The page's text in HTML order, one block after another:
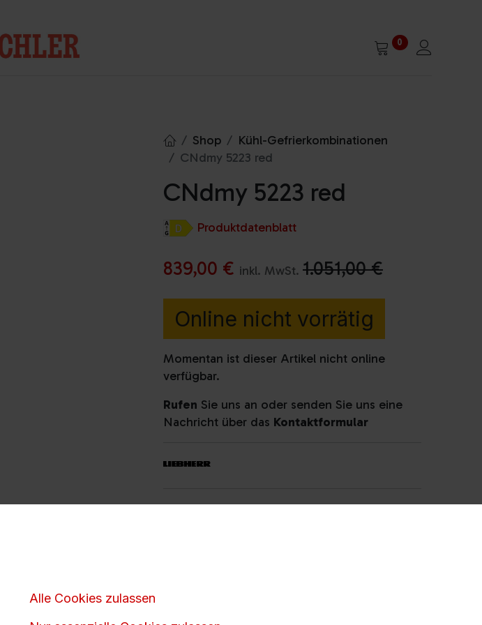
0
Shop
Kühl-Gefrierkombinationen
CNdmy 5223 red
CNdmy 5223 red
Produktdatenblatt
839,00 € inkl. MwSt. 1.051,00€
Online nicht vorrätig
Momentan ist dieser Artikel nicht online
verfügbar.
Rufen Sie uns an oder senden Sie uns eine
Nachricht über das Kontaktformular
Artikelnummer : 15084
Alle Cookies zulassen